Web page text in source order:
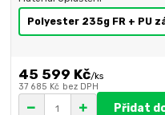
45 599 Kč/ks
37 685 Kč bez DPH
Přidat